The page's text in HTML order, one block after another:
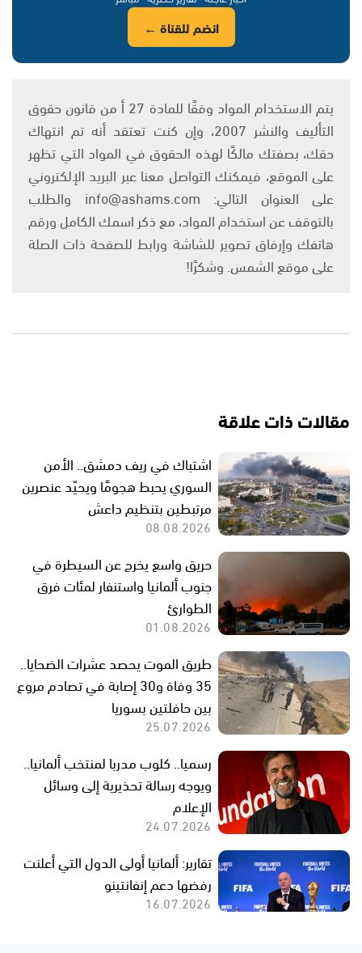
انضم للقناة ←
يتم الاستخدام المواد وفقًا للمادة 27 أ من قانون حقوق
التأليف والنشر 2007، وإن كنت تعتقد أنه تم انتهاك
حقك، بصفتك مالكًا لهذه الحقوق في المواد التي تظهر
على الموقع، فيمكنك التواصل معنا عبر البريد الإلكتروني
على العنوان التالي: info@ashams.com والطلب
بالتوقف عن استخدام المواد، مع ذكر اسمك الكامل ورقم
هاتفك وإرفاق تصوير للشاشة ورابط للصفحة ذات الصلة
على موقع الشمس. وشكرًا!
مقالات ذات علاقة
اشتباك في ريف دمشق.. الأمن
السوري يحبط هجومًا ويحيّد عنصرين
مرتبطين بتنظيم داعش
08.08.2026
حريق واسع يخرج عن السيطرة في
جنوب ألمانيا واستنفار لمئات فرق
الطوارئ
01.08.2026
طريق الموت يحصد عشرات الضحايا..
35 وفاة و30 إصابة في تصادم مروع
بين حافلتين بسوريا
25.07.2026
رسميا.. كلوب مدربا لمنتخب ألمانيا..
ويوجه رسالة تحذيرية إلى وسائل
الإعلام
24.07.2026
تقارير: ألمانيا أولى الدول التي أعلنت
رفضها دعم إنفانتينو
16.07.2026